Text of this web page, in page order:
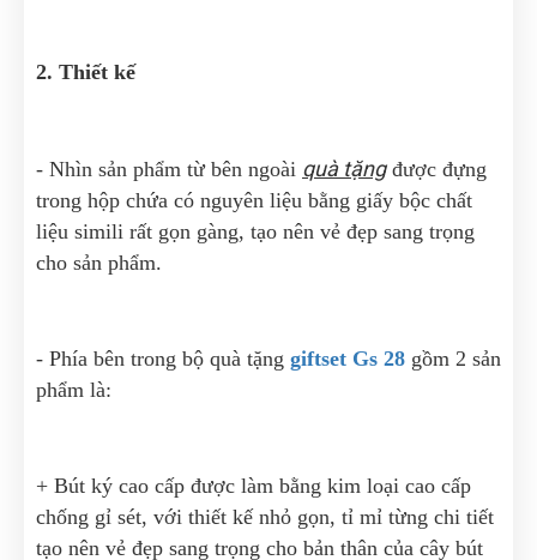
2. Thiết kế
- Nhìn sản phẩm từ bên ngoài quà tặngđược đựng
trong hộp chứa có nguyên liệu bằng giấy bộc chất
liệu simili rất gọn gàng, tạo nên vẻ đẹp sang trọng
cho sản phẩm.
- Phía bên trong bộ quà tặng giftset Gs 28 gồm 2 sản
phẩm là:
+ Bút ký cao cấp được làm bằng kim loại cao cấp
chống gỉ sét, với thiết kế nhỏ gọn, tỉ mỉ từng chi tiết
tạo nên vẻ đẹp sang trọng cho bản thân của cây bút